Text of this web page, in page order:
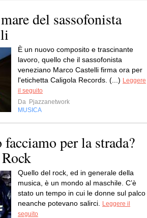
del sassofonista
È un nuovo composito e trascinante
lavoro, quello che il sassofonista
veneziano Marco Castelli firma ora per
l'etichetta Caligola Records. (...) Leggere
il seguito
Da Pjazzanetwork
MUSICA
per la strada?
Quello del rock, ed in generale della
musica, è un mondo al maschile. C’è
stato un tempo in cui le donne sul palco
neanche potevano salirci.
Leggere il
seguito